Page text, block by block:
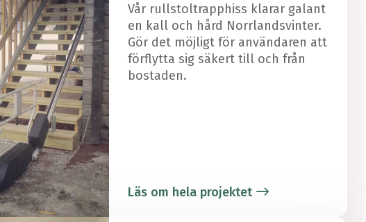
Vår rullstoltrapphiss klarar galant
en kall och hård Norrlandsvinter.
Gör det möjligt för användaren att
förflytta sig säkert till och från
bostaden.
Läs om hela projektet